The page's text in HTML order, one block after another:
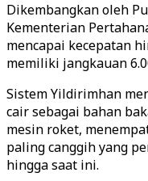
Dikembangkan oleh
Kementerian
mencapai kecepatan
memiliki jangkauan
Sistem Yildirimhan
cair sebagai bahan
mesin roket,
paling canggih yang
hingga saat ini.